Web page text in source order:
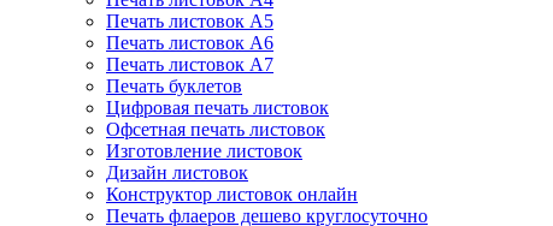
Печать листовок А5
Печать листовок А6
Печать листовок А7
Печать буклетов
Цифровая печать листовок
Офсетная печать листовок
Изготовление листовок
Дизайн листовок
Конструктор листовок онлайн
Печать флаеров дешево круглосуточно